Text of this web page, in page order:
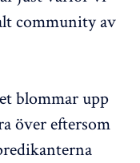
community av
blommar upp
över eftersom